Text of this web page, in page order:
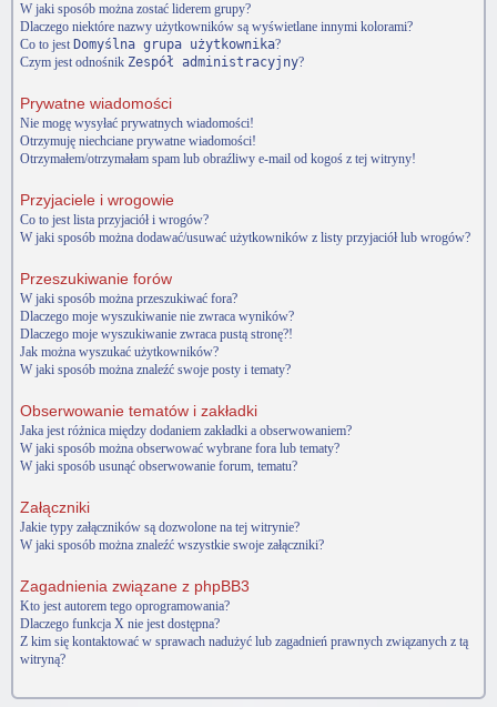
W jaki sposób można zostać liderem grupy?
Dlaczego niektóre nazwy użytkowników są wyświetlane innymi kolorami?
Co to jest Domyślna grupa użytkownika?
Czym jest odnośnik Zespół administracyjny?
Prywatne wiadomości
Nie mogę wysyłać prywatnych wiadomości!
Otrzymuję niechciane prywatne wiadomości!
Otrzymałem/otrzymałam spam lub obraźliwy e-mail od kogoś z tej witryny!
Przyjaciele i wrogowie
Co to jest lista przyjaciół i wrogów?
W jaki sposób można dodawać/usuwać użytkowników z listy przyjaciół lub wrogów?
Przeszukiwanie forów
W jaki sposób można przeszukiwać fora?
Dlaczego moje wyszukiwanie nie zwraca wyników?
Dlaczego moje wyszukiwanie zwraca pustą stronę?!
Jak można wyszukać użytkowników?
W jaki sposób można znaleźć swoje posty i tematy?
Obserwowanie tematów i zakładki
Jaka jest różnica między dodaniem zakładki a obserwowaniem?
W jaki sposób można obserwować wybrane fora lub tematy?
W jaki sposób usunąć obserwowanie forum, tematu?
Załączniki
Jakie typy załączników są dozwolone na tej witrynie?
W jaki sposób można znaleźć wszystkie swoje załączniki?
Zagadnienia związane z phpBB3
Kto jest autorem tego oprogramowania?
Dlaczego funkcja X nie jest dostępna?
Z kim się kontaktować w sprawach nadużyć lub zagadnień prawnych związanych z tą
witryną?